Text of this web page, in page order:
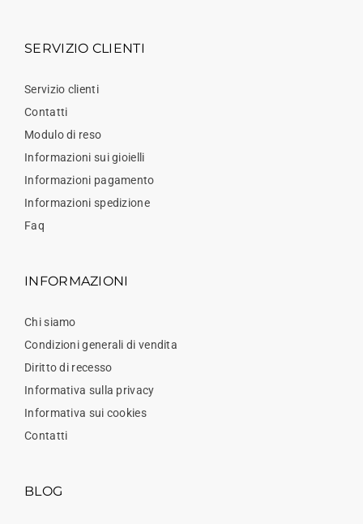
SERVIZIO CLIENTI
Servizio clienti
Contatti
Modulo di reso
Informazioni sui gioielli
Informazioni pagamento
Informazioni spedizione
Faq
INFORMAZIONI
Chi siamo
Condizioni generali di vendita
Diritto di recesso
Informativa sulla privacy
Informativa sui cookies
Contatti
BLOG